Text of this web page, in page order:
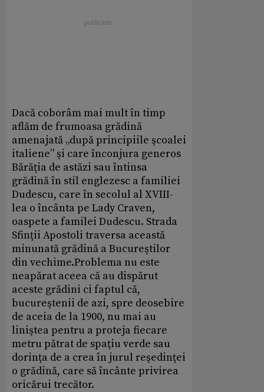
Dacă coborâm mai mult în timp
aflăm de frumoasa grădină
amenajată „după principiile şcoalei
italiene” şi care înconjura generos
Bărăţia de astăzi sau întinsa
grădină în stil englezesc a familiei
Dudescu, care în secolul al XVIII-
lea o încânta pe Lady Craven,
oaspete a familei Dudescu. Strada
Sfinţii Apostoli traversa această
minunată grădină a Bucureştilor
din vechime.Problema nu este
neapărat aceea că au dispărut
aceste grădini ci faptul că,
bucureştenii de azi, spre deosebire
de aceia de la 1900, nu mai au
liniştea pentru a proteja fiecare
metru pătrat de spaţiu verde sau
dorinţa de a crea în jurul reşedinţei
o grădină, care să încânte privirea
oricărui trecător.